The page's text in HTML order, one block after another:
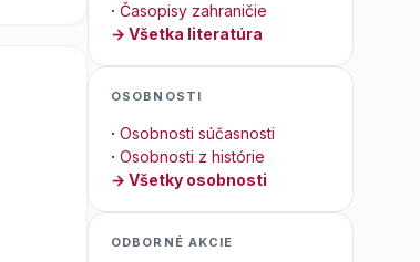
· Časopisy zahraničie
→ Všetka literatúra
OSOBNOSTI
· Osobnosti súčasnosti
· Osobnosti z histórie
→ Všetky osobnosti
ODBORNÉ AKCIE